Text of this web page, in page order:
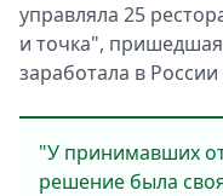
управляла 25
и точка",
зарабoтала в
"У принимавших
решение была